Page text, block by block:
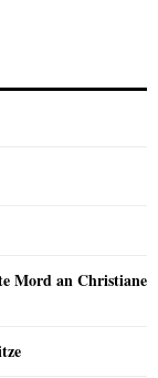
Mord an Christiane